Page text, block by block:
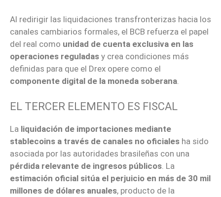
Al redirigir las liquidaciones transfronterizas hacia los
canales cambiarios formales, el BCB refuerza el papel
del real como unidad de cuenta exclusiva en las
operaciones reguladas y crea condiciones más
definidas para que el Drex opere como el
componente digital de la moneda soberana.
EL TERCER ELEMENTO ES FISCAL
La liquidación de importaciones mediante
stablecoins a través de canales no oficiales ha sido
asociada por las autoridades brasileñas con una
pérdida relevante de ingresos públicos . La
estimación oficial sitúa el perjuicio en más de 30 mil
millones de dólares anuales, producto de la